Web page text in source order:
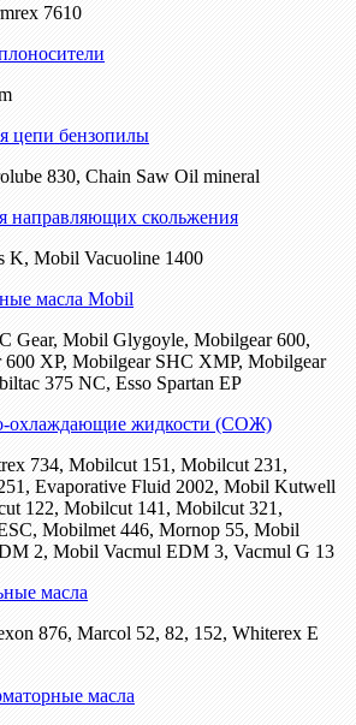
7610
цепи бензопилы
830, Chain Saw Oil mineral
направляющих скольжения
K, Mobil Vacuoline 1400
масла Mobil
Gear, Mobil Glygoyle, Mobilgear 600,
600 XP, Mobilgear SHC XMP, Mobilgear
375 NC, Esso Spartan EP
охлаждающие жидкости (СОЖ)
734, Mobilcut 151, Mobilcut 231,
Evaporative Fluid 2002, Mobil Kutwell
122, Mobilcut 141, Mobilcut 321,
Mobilmet 446, Mornop 55, Mobil
2, Mobil Vacmul EDM 3, Vacmul G 13
масла
876, Marcol 52, 82, 152, Whiterex E
масла